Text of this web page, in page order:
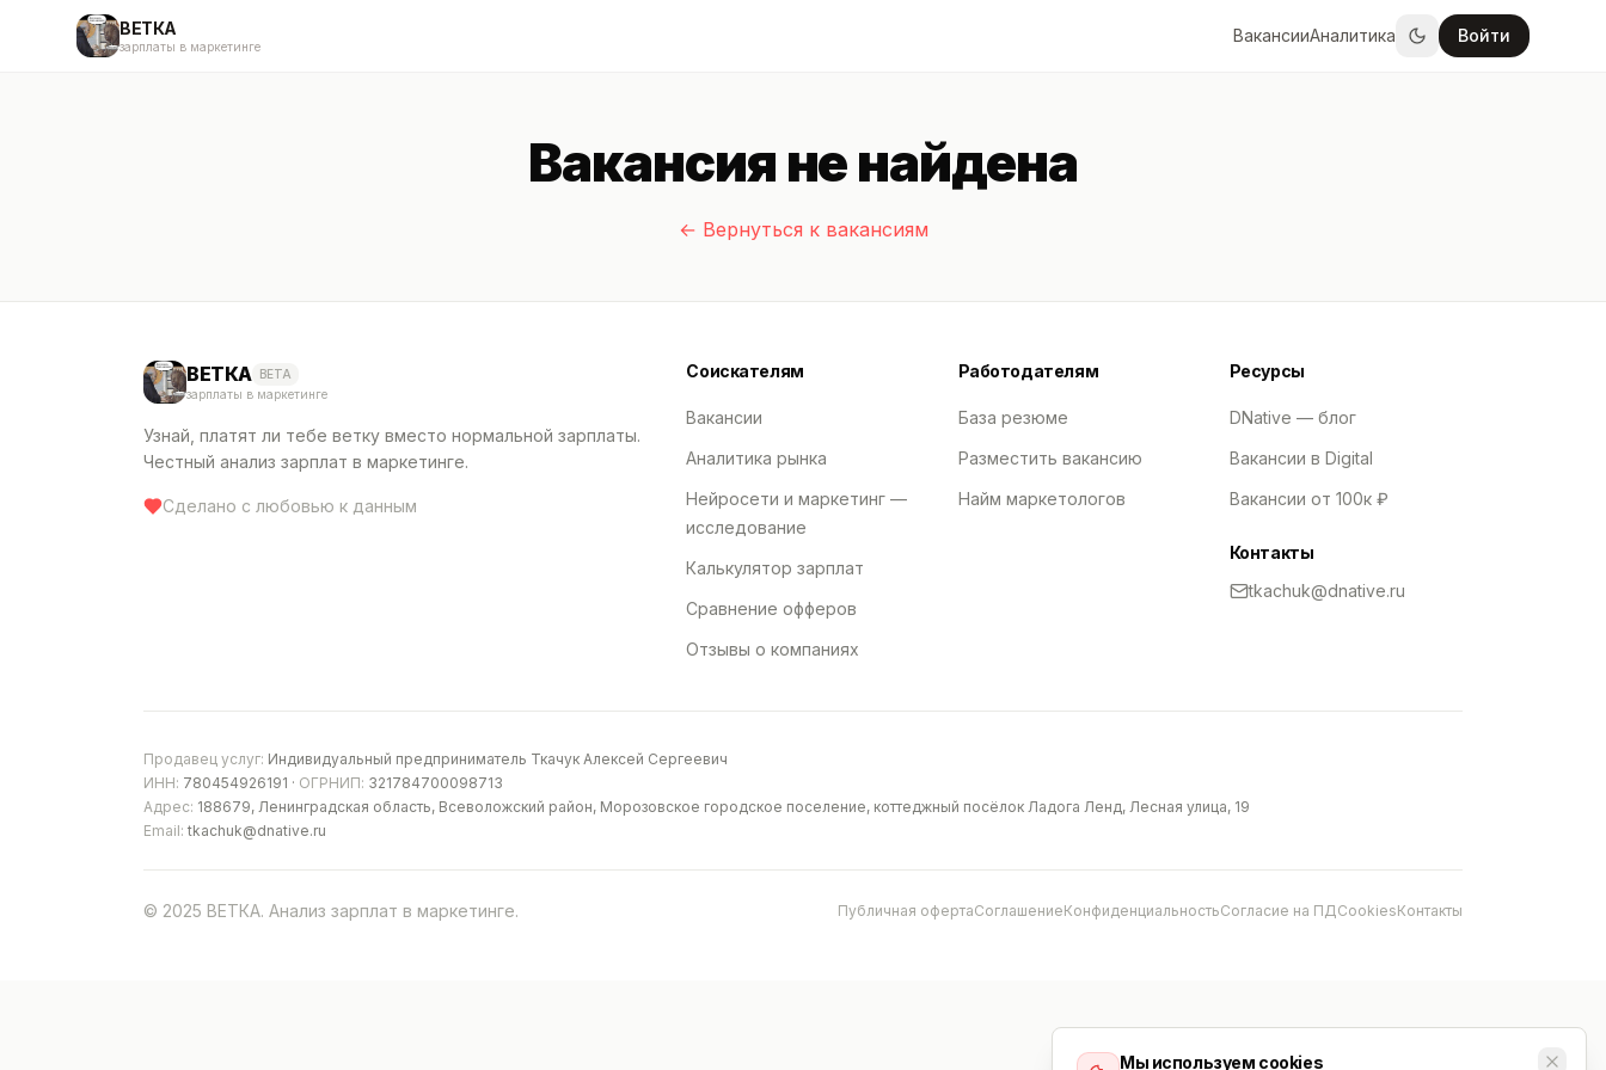
Мы используем cookies
ВЕТКА
зарплаты в маркетинге
ВакансииАналитика Войти
Вакансия не найдена
← Вернуться к вакансиям
ВЕТКА BETA
зарплаты в маркетинге
Узнай, платят ли тебе ветку вместо нормальной зарплаты.
Честный анализ зарплат в маркетинге.
Сделано с любовью к данным
Соискателям
Вакансии
Аналитика рынка
Нейросети и маркетинг —
исследование
Калькулятор зарплат
Сравнение офферов
Отзывы о компаниях
Работодателям
База резюме
Разместить вакансию
Найм маркетологов
Ресурсы
DNative — блог
Вакансии в Digital
Вакансии от 100к ₽
Контакты
tkachuk@dnative.ru
Продавец услуг: Индивидуальный предприниматель Ткачук Алексей Сергеевич
ИНН: 780454926191 · ОГРНИП: 321784700098713
Адрес: 188679, Ленинградская область, Всеволожский район, Морозовское городское поселение, коттеджный посёлок Ладога Ленд, Лесная улица, 19
Email: tkachuk@dnative.ru
© 2025 ВЕТКА. Анализ зарплат в маркетинге. Публичная офертаСоглашениеКонфиденциальностьСогласие на ПДCookiesКонтакты